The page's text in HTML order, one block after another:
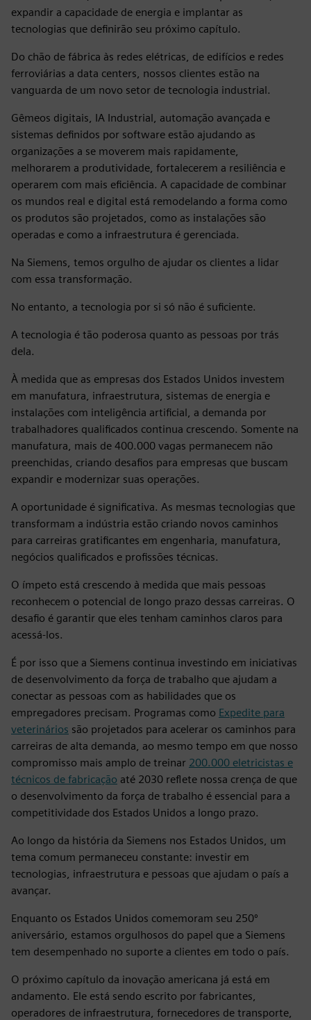
expandir a capacidade de energia e implantar as
tecnologias que definirão seu próximo capítulo.
Do chão de fábrica às redes elétricas, de edifícios e redes
ferroviárias a data centers, nossos clientes estão na
vanguarda de um novo setor de tecnologia industrial.
Gêmeos digitais, IA Industrial, automação avançada e
sistemas definidos por software estão ajudando as
organizações a se moverem mais rapidamente,
melhorarem a produtividade, fortalecerem a resiliência e
operarem com mais eficiência. A capacidade de combinar
os mundos real e digital está remodelando a forma como
os produtos são projetados, como as instalações são
operadas e como a infraestrutura é gerenciada.
Na Siemens, temos orgulho de ajudar os clientes a lidar
com essa transformação.
No entanto, a tecnologia por si só não é suficiente.
A tecnologia é tão poderosa quanto as pessoas por trás
dela.
À medida que as empresas dos Estados Unidos investem
em manufatura, infraestrutura, sistemas de energia e
instalações com inteligência artificial, a demanda por
trabalhadores qualificados continua crescendo. Somente na
manufatura, mais de 400.000 vagas permanecem não
preenchidas, criando desafios para empresas que buscam
expandir e modernizar suas operações.
A oportunidade é significativa. As mesmas tecnologias que
transformam a indústria estão criando novos caminhos
para carreiras gratificantes em engenharia, manufatura,
negócios qualificados e profissões técnicas.
O ímpeto está crescendo à medida que mais pessoas
reconhecem o potencial de longo prazo dessas carreiras. O
desafio é garantir que eles tenham caminhos claros para
acessá-los.
É por isso que a Siemens continua investindo em iniciativas
de desenvolvimento da força de trabalho que ajudam a
conectar as pessoas com as habilidades que os
empregadores precisam. Programas como Expedite para
veterinários são projetados para acelerar os caminhos para
carreiras de alta demanda, ao mesmo tempo em que nosso
compromisso mais amplo de treinar 200.000 eletricistas e
técnicos de fabricação até 2030 reflete nossa crença de que
o desenvolvimento da força de trabalho é essencial para a
competitividade dos Estados Unidos a longo prazo.
Ao longo da história da Siemens nos Estados Unidos, um
tema comum permaneceu constante: investir em
tecnologias, infraestrutura e pessoas que ajudam o país a
avançar.
Enquanto os Estados Unidos comemoram seu 250º
aniversário, estamos orgulhosos do papel que a Siemens
tem desempenhado no suporte a clientes em todo o país.
O próximo capítulo da inovação americana já está em
andamento. Ele está sendo escrito por fabricantes,
operadores de infraestrutura, fornecedores de transporte,